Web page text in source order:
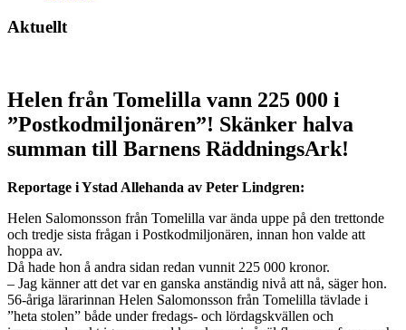
Aktuellt
Helen från Tomelilla vann 225 000 i
”Postkodmiljonären”! Skänker halva
summan till Barnens RäddningsArk!
Reportage i Ystad Allehanda av Peter Lindgren:
Helen Salomonsson från Tomelilla var ända uppe på den trettonde
och tredje sista frågan i Postkodmiljonären, innan hon valde att
hoppa av.
Då hade hon å andra sidan redan vunnit 225 000 kronor.
– Jag känner att det var en ganska anständig nivå att nå, säger hon.
56-åriga lärarinnan Helen Salomonsson från Tomelilla tävlade i
”heta stolen” både under fredags- och lördagskvällen och